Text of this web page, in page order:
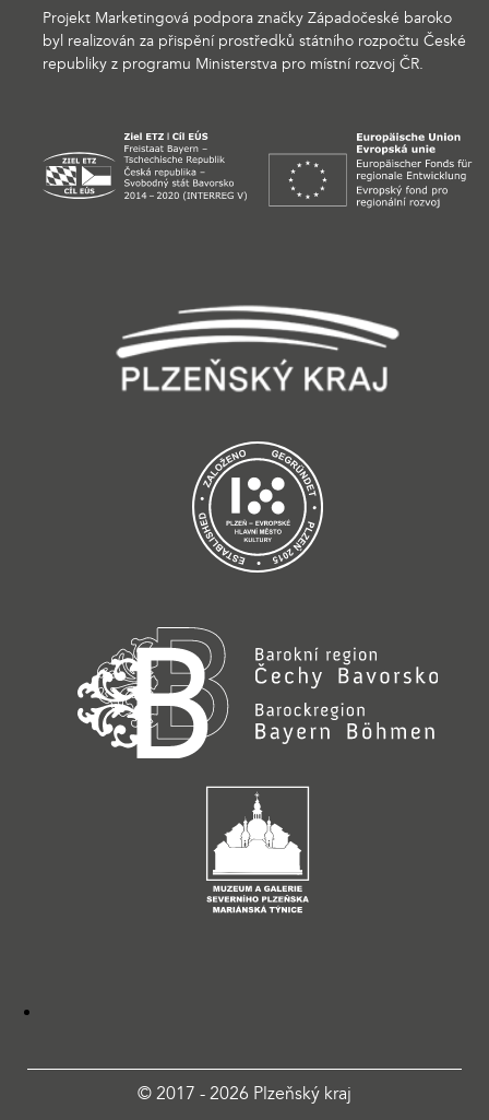
Projekt Marketingová podpora značky Západočeské baroko
byl realizován za přispění prostředků státního rozpočtu České
republiky z programu Ministerstva pro místní rozvoj ČR.
© 2017 - 2026 Plzeňský kraj